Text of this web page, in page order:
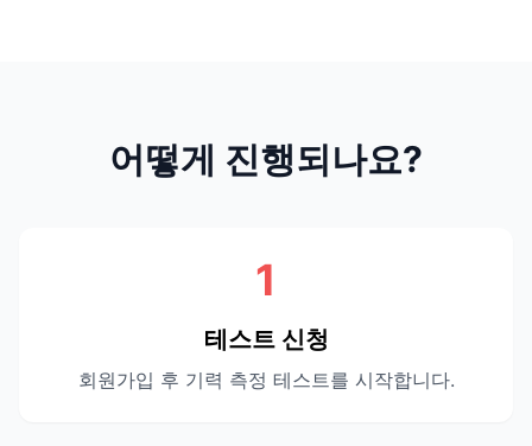
어떻게 진행되나요?
1
테스트 신청
회원가입 후 기력 측정 테스트를 시작합니다.